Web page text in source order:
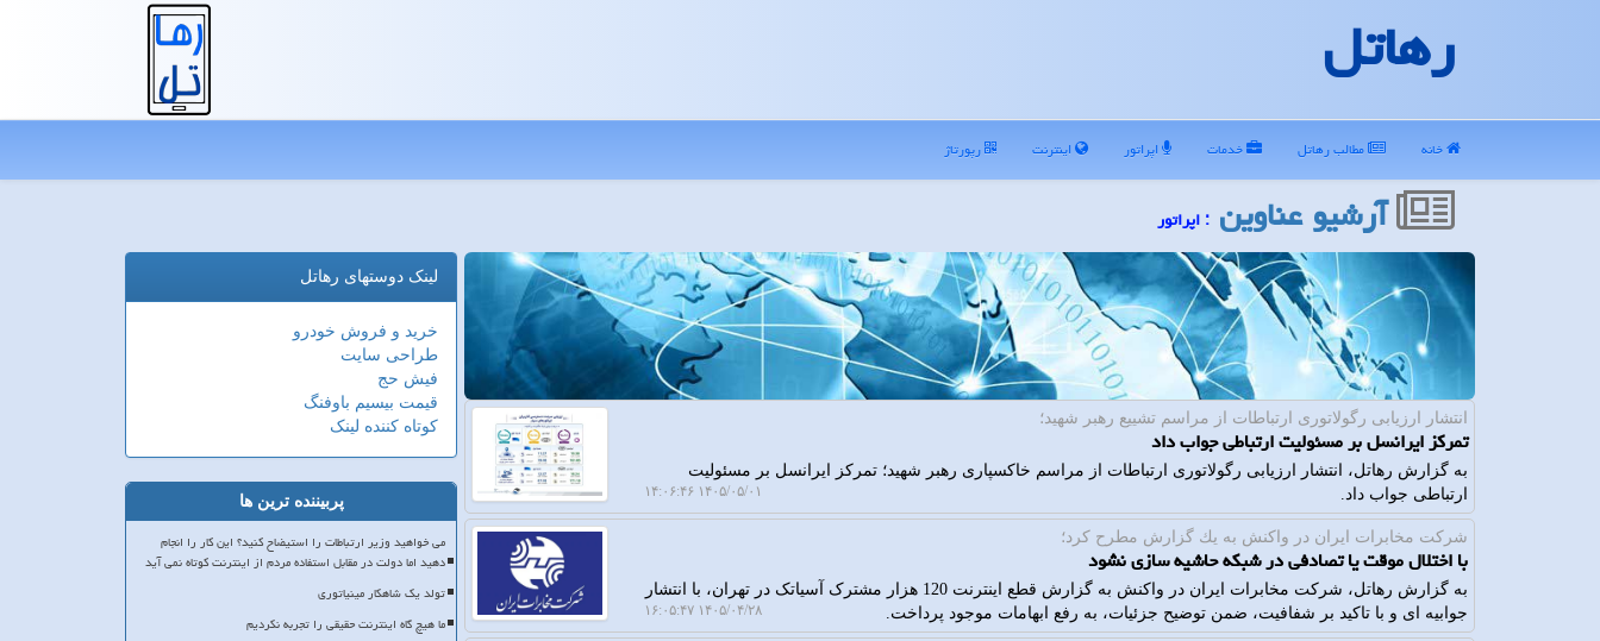
رهاتل
خانه مطالب رهاتل خدمات اپراتور اینترنت رپورتاژ
آرشیو عناوین : اپراتور
انتشار ارزیابی رگولاتوری ارتباطات از مراسم تشییع رهبر شهید؛
تمرکز ایرانسل بر مسئولیت ارتباطی جواب داد
به گزارش رهاتل، انتشار ارزیابی رگولاتوری ارتباطات از مراسم خاکسپاری رهبر شهید؛ تمرکز ایرانسل بر مسئولیت
ارتباطی جواب داد.
۱۴۰۵/۰۵/۰۱ ۱۴:۰۶:۴۶
شركت مخابرات ایران در واكنش به یك گزارش مطرح كرد؛
با اختلال موقت یا تصادفی در شبکه حاشیه سازی نشود
به گزارش رهاتل، شرکت مخابرات ایران در واکنش به گزارش قطع اینترنت 120 هزار مشترک آسیاتک در تهران، با انتشار
جوابیه ای و با تاکید بر شفافیت، ضمن توضیح جزئیات، به رفع ابهامات موجود پرداخت.
۱۴۰۵/۰۴/۲۸ ۱۶:۰۵:۴۷
لینک دوستهای رهاتل
خرید و فروش خودرو
طراحی سایت
فیش حج
قیمت بیسیم باوفنگ
کوتاه کننده لینک
پربیننده ترین ها
می خواهید وزیر ارتباطات را استیضاح کنید؟ این کار را انجام
دهید اما دولت در مقابل استفاده مردم از اینترنت کوتاه نمی آید
تولد یک شاهکار مینیاتوری
ما هیچ گاه اینترنت حقیقی را تجربه نکردیم